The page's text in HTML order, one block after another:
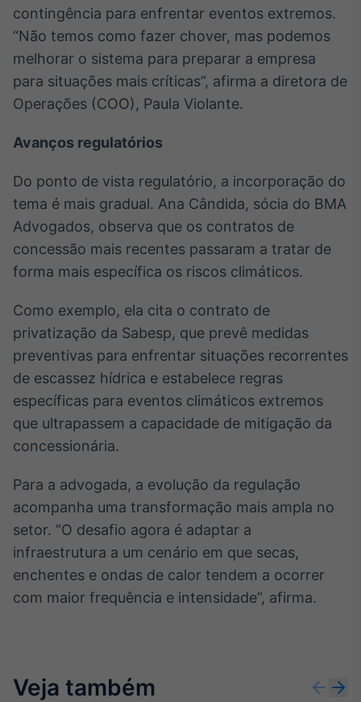
contingência para enfrentar eventos extremos.
“Não temos como fazer chover, mas podemos
melhorar o sistema para preparar a empresa
para situações mais críticas”, afirma a diretora de
Operações (COO), Paula Violante.
Avanços regulatórios
Do ponto de vista regulatório, a incorporação do
tema é mais gradual. Ana Cândida, sócia do BMA
Advogados, observa que os contratos de
concessão mais recentes passaram a tratar de
forma mais específica os riscos climáticos.
Como exemplo, ela cita o contrato de
privatização da Sabesp, que prevê medidas
preventivas para enfrentar situações recorrentes
de escassez hídrica e estabelece regras
específicas para eventos climáticos extremos
que ultrapassem a capacidade de mitigação da
concessionária.
Para a advogada, a evolução da regulação
acompanha uma transformação mais ampla no
setor. “O desafio agora é adaptar a
infraestrutura a um cenário em que secas,
enchentes e ondas de calor tendem a ocorrer
com maior frequência e intensidade”, afirma.
Veja também